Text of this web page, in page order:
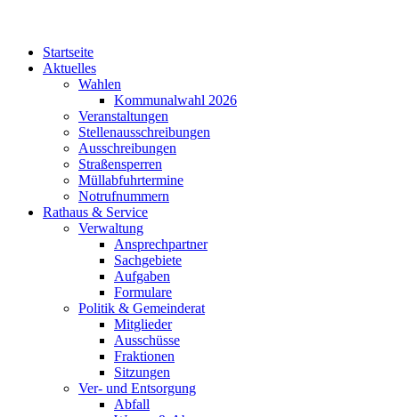
Startseite
Aktuelles
Wahlen
Kommunalwahl 2026
Veranstaltungen
Stellenausschreibungen
Ausschreibungen
Straßensperren
Müllabfuhrtermine
Notrufnummern
Rathaus & Service
Verwaltung
Ansprechpartner
Sachgebiete
Aufgaben
Formulare
Politik & Gemeinderat
Mitglieder
Ausschüsse
Fraktionen
Sitzungen
Ver- und Entsorgung
Abfall